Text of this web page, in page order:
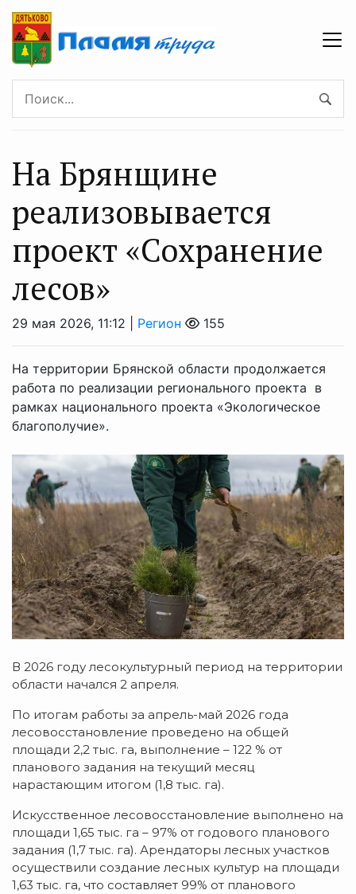
На Брянщине
реализовывается
проект «Сохранение
лесов»
29 мая 2026, 11:12 | Регион 155
На территории Брянской области продолжается
работа по реализации регионального проекта в
рамках национального проекта «Экологическое
благополучие».
В 2026 году лесокультурный период на территории
области начался 2 апреля.
По итогам работы за апрель-май 2026 года
лесовосстановление проведено на общей
площади 2,2 тыс. га, выполнение – 122 % от
планового задания на текущий месяц
нарастающим итогом (1,8 тыс. га).
Искусственное лесовосстановление выполнено на
площади 1,65 тыс. га – 97% от годового планового
задания (1,7 тыс. га). Арендаторы лесных участков
осуществили создание лесных культур на площади
1,63 тыс. га, что составляет 99% от планового